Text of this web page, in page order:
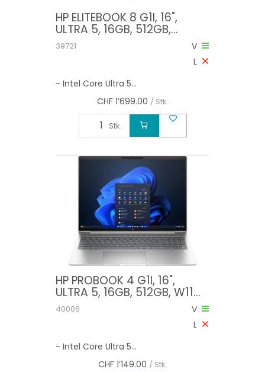
HP ELITEBOOK 8 G1I, 16",
ULTRA 5, 16GB, 512GB,
W11PRO
V
L
39721
- Intel Core Ultra 5...
CHF 1’699.00 / Stk.
Stk.
HP PROBOOK 4 G1I, 16",
ULTRA 5, 16GB, 512GB, W11
PRO
V
L
40006
- Intel Core Ultra 5...
CHF 1’149.00 / Stk.